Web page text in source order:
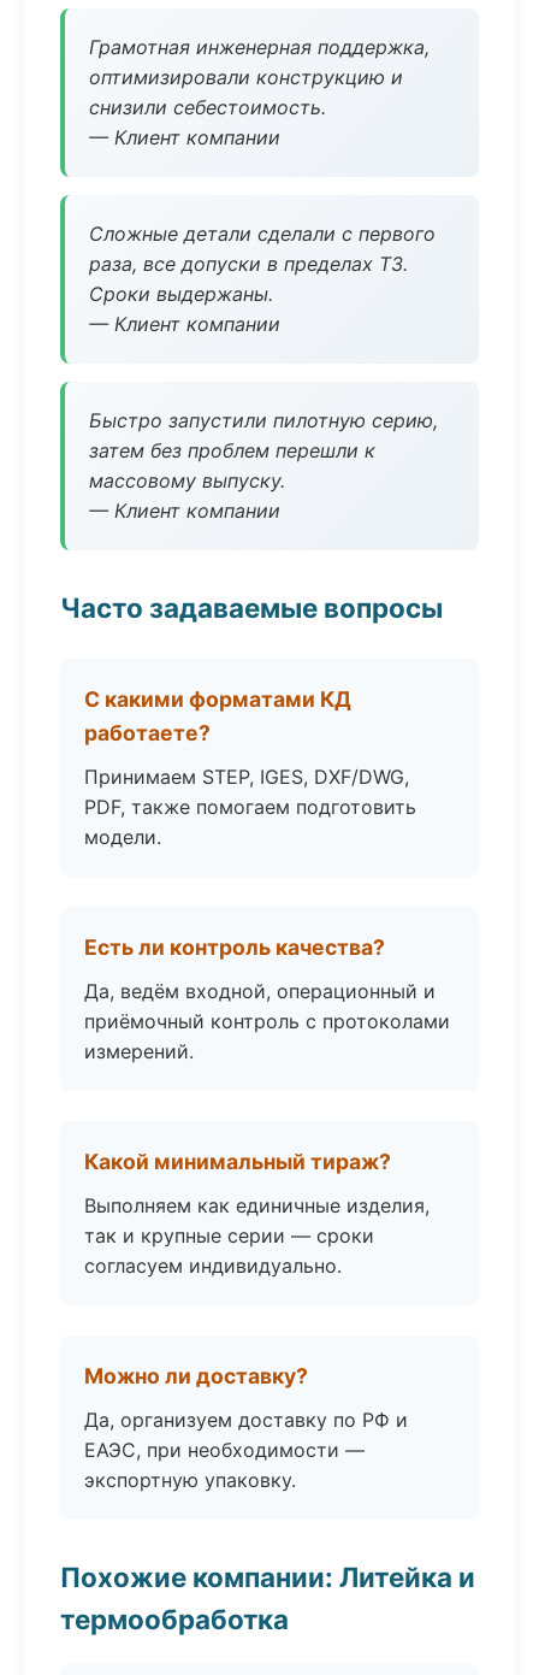
Грамотная инженерная поддержка,
оптимизировали конструкцию и
снизили себестоимость.
— Клиент компании
Сложные детали сделали с первого
раза, все допуски в пределах ТЗ.
Сроки выдержаны.
— Клиент компании
Быстро запустили пилотную серию,
затем без проблем перешли к
массовому выпуску.
— Клиент компании
Часто задаваемые вопросы
С какими форматами КД
работаете?
Принимаем STEP, IGES, DXF/DWG,
PDF, также помогаем подготовить
модели.
Есть ли контроль качества?
Да, ведём входной, операционный и
приёмочный контроль с протоколами
измерений.
Какой минимальный тираж?
Выполняем как единичные изделия,
так и крупные серии — сроки
согласуем индивидуально.
Можно ли доставку?
Да, организуем доставку по РФ и
ЕАЭС, при необходимости —
экспортную упаковку.
Похожие компании: Литейка и
термообработка